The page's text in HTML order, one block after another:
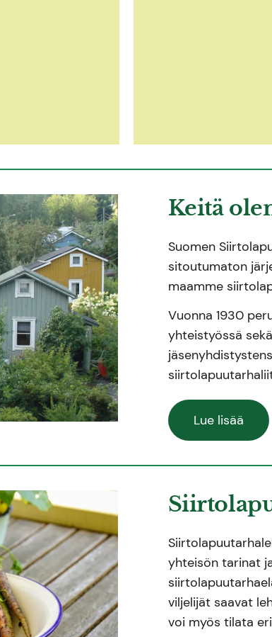
Keitä
Suomen
sitoutumaton
maamme
Vuonna 1930
yhteistyössä
Lue lisää
yhteisön tarinat
viljelijät saavat
voi myös tilata